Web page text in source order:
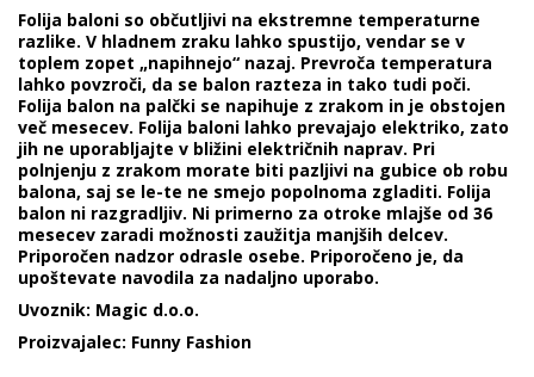
Folija baloni so občutljivi na ekstremne temperaturne
razlike. V hladnem zraku lahko spustijo, vendar se v
toplem zopet „napihnejo“ nazaj. Prevroča temperatura
lahko povzroči, da se balon razteza in tako tudi poči.
Folija balon na palčki se napihuje z zrakom in je obstojen
več mesecev. Folija baloni lahko prevajajo elektriko, zato
jih ne uporabljajte v bližini električnih naprav. Pri
polnjenju z zrakom morate biti pazljivi na gubice ob robu
balona, saj se le-te ne smejo popolnoma zgladiti. Folija
balon ni razgradljiv. Ni primerno za otroke mlajše od 36
mesecev zaradi možnosti zaužitja manjših delcev.
Priporočen nadzor odrasle osebe. Priporočeno je, da
upoštevate navodila za nadaljno uporabo.
Uvoznik: Magic d.o.o.
Proizvajalec: Funny Fashion